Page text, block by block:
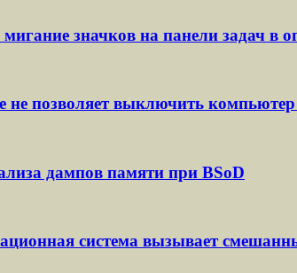
значков на панели задач в
не позволяет выключить
дампов памяти при BSoD
система вызывает